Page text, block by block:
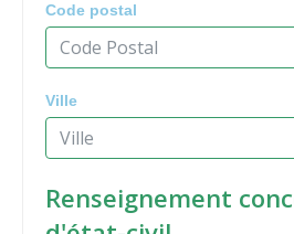
Code postal
Ville
Renseignement